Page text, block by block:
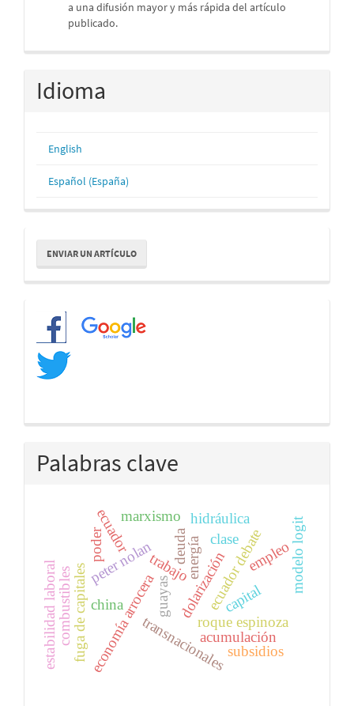
a una difusión mayor y más rápida del artículo
publicado.
Idioma
English
Español (España)
Enviar
un
artículo
ENVIAR UN ARTÍCULO
Redes
Palabras clave
economía arrocera roque espinoza
guayas ecuador debate
trabajo empleo
china
peter nolan deuda
transnacionales
fuga de capitales dolarizacióncapital
acumulación
poder energía
subsidios
combustibles
hidráulica
estabilidad laboral
ecuador modelo logit
marxismo
clase